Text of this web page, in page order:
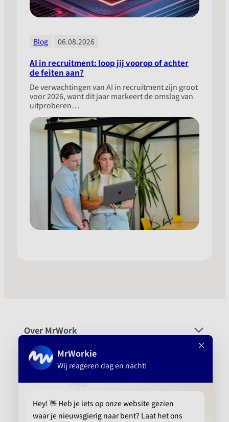
Blog 06.08.2026
AI in recruitment: loop jij voorop of achter
de feiten aan?
​De verwachtingen van AI in recruitment zijn groot
voor 2026, want dit jaar markeert de omslag van
uitproberen…
Over MrWork
Voor wie
Platform